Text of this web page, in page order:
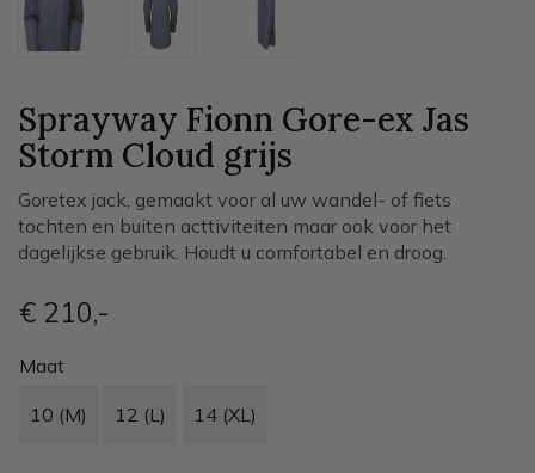
Sprayway Fionn Gore-ex Jas
Storm Cloud grijs
Goretex jack, gemaakt voor al uw wandel- of fiets
tochten en buiten acttiviteiten maar ook voor het
dagelijkse gebruik. Houdt u comfortabel en droog.
€ 210,-
Maat
10 (M) 12 (L) 14 (XL)